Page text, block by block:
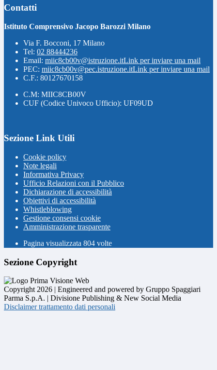
Contatti
Istituto Comprensivo Jacopo Barozzi Milano
Via F. Bocconi, 17 Milano
Tel: 02 88444236
Email: miic8cb00v@istruzione.itLink per inviare una mail
PEC: miic8cb00v@pec.istruzione.itLink per inviare una mail
C.F.: 80127670158
C.M: MIIC8CB00V
CUF (Codice Univoco Ufficio): UF09UD
Sezione Link Utili
Cookie policy
Note legali
Informativa Privacy
Ufficio Relazioni con il Pubblico
Dichiarazione di accessibilità
Obiettivi di accessibilità
Whistleblowing
Gestione consensi cookie
Amministrazione trasparente
Pagina visualizzata 804 volte
Sezione Copyright
Copyright 2026 | Engineered and powered by Gruppo Spaggiari
Parma S.p.A. | Divisione Publishing & New Social Media
Disclaimer trattamento dati personali